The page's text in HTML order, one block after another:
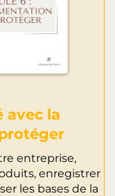
avec la
entreprise,
enregistrer
les bases de la